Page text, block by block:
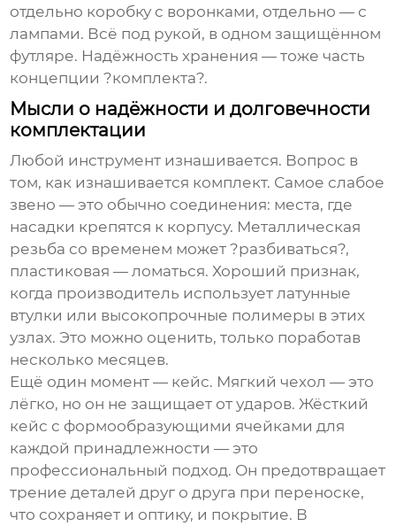
отдельно коробку с воронками, отдельно — с
лампами. Всё под рукой, в одном защищённом
футляре. Надёжность хранения — тоже часть
концепции ?комплекта?.
Мысли о надёжности и долговечности
комплектации
Любой инструмент изнашивается. Вопрос в
том, как изнашивается комплект. Самое слабое
звено — это обычно соединения: места, где
насадки крепятся к корпусу. Металлическая
резьба со временем может ?разбиваться?,
пластиковая — ломаться. Хороший признак,
когда производитель использует латунные
втулки или высокопрочные полимеры в этих
узлах. Это можно оценить, только поработав
несколько месяцев.
Ещё один момент — кейс. Мягкий чехол — это
лёгко, но он не защищает от ударов. Жёсткий
кейс с формообразующими ячейками для
каждой принадлежности — это
профессиональный подход. Он предотвращает
трение деталей друг о друга при переноске,
что сохраняет и оптику, и покрытие. В